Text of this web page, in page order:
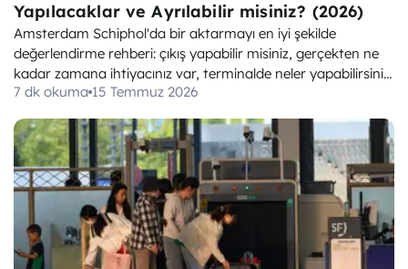
Yapılacaklar ve Ayrılabilir misiniz? (2026)
Amsterdam Schiphol'da bir aktarmayı en iyi şekilde
değerlendirme rehberi: çıkış yapabilir misiniz, gerçekten ne
kadar zamana ihtiyacınız var, terminalde neler yapabilirsiniz,
aktarma süresine göre şehre hızlı geziler ve bagajınızı nereye
7 dk okuma 15 Temmuz 2026